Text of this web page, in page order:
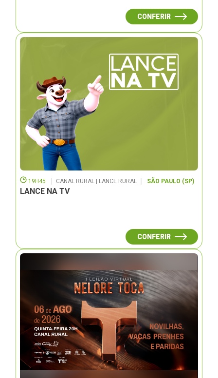
CONFERIR
19H45 CANAL RURAL | LANCE RURAL SÃO PAULO (SP)
LANCE NA TV
CONFERIR